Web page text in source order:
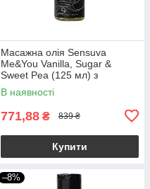
Масажна олія Sensuva
Me&You Vanilla, Sugar &
Sweet Pea (125 мл) з
феромонами
В наявності
771,88 ₴ 839 ₴
Купити
–8%